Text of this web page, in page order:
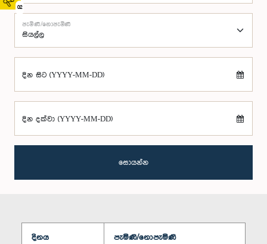
02
පැමිණි/නොපැමිණි
දින සිට (YYYY-MM-DD)
දින දක්වා (YYYY-MM-DD)
සොයන්න
දිනය පැමිණි/නොපැමිණි